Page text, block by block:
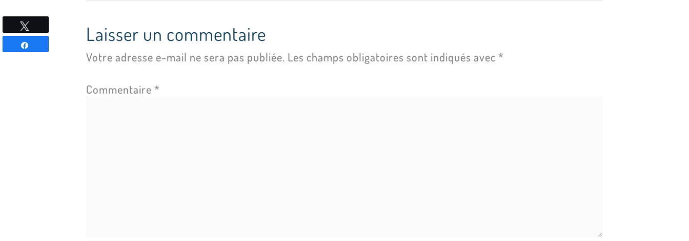
Laisser un commentaire
Votre adresse e-mail ne sera pas publiée. Les champs obligatoires sont indiqués avec *
Commentaire *